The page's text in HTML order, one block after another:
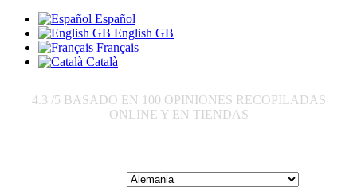
Español
English GB
Français
Català
4.3 /5 BASADO EN 100 OPINIONES RECOPILADAS
ONLINE Y EN TIENDAS